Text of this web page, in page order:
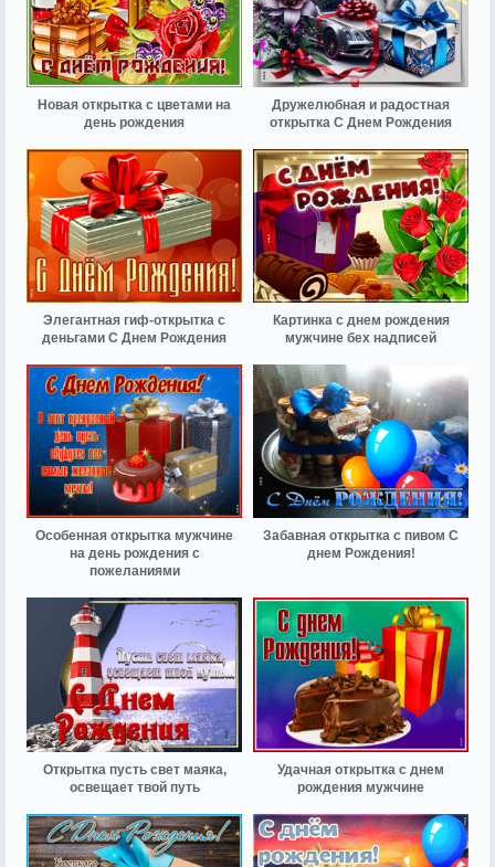
Новая открытка с цветами на
день рождения
Дружелюбная и радостная
открытка С Днем Рождения
Элегантная гиф-открытка с
деньгами С Днем Рождения
Картинка с днем рождения
мужчине бех надписей
Особенная открытка мужчине
на день рождения с
пожеланиями
Забавная открытка с пивом С
днем Рождения!
Открытка пусть свет маяка,
освещает твой путь
Удачная открытка с днем
рождения мужчине